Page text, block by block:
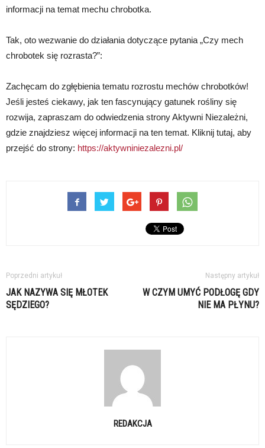
informacji na temat mechu chrobotka.
Tak, oto wezwanie do działania dotyczące pytania „Czy mech
chrobotek się rozrasta?”:
Zachęcam do zgłębienia tematu rozrostu mechów chrobotków!
Jeśli jesteś ciekawy, jak ten fascynujący gatunek rośliny się
rozwija, zapraszam do odwiedzenia strony Aktywni Niezależni,
gdzie znajdziesz więcej informacji na ten temat. Kliknij tutaj, aby
przejść do strony: https://aktywniniezalezni.pl/
Poprzedni artykuł
JAK NAZYWA SIĘ MŁOTEK
SĘDZIEGO?
Następny artykuł
W CZYM UMYĆ PODŁOGĘ GDY
NIE MA PŁYNU?
REDAKCJA